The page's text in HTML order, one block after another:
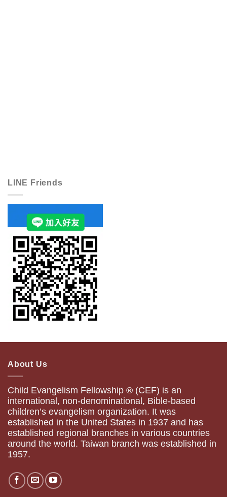
LINE Friends
About Us
Child Evangelism Fellowship ® (CEF) is an
international, non-denominational, Bible-based
children’s evangelism organization. It was
established in the United States in 1937 and has
established regional branches in various countries
around the world. Taiwan branch was established in
1957.